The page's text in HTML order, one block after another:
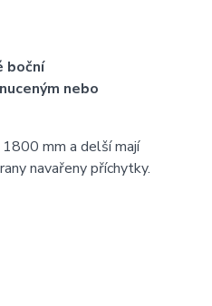
boční
nebo
mm a delší mají
navařeny příchytky.